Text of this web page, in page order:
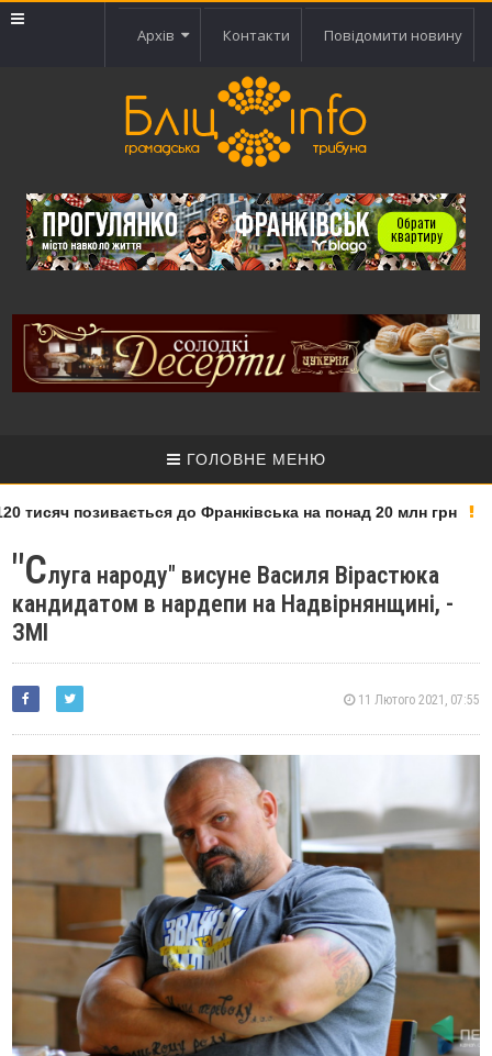
Архів Контакти Повідомити новину
ГОЛОВНЕ МЕНЮ
позивається до Франківська на понад 20 млн грн
"Слуга народу" висуне Василя Вірастюка
кандидатом в нардепи на Надвірнянщині, -
ЗМІ
11 Лютого 2021, 07:55